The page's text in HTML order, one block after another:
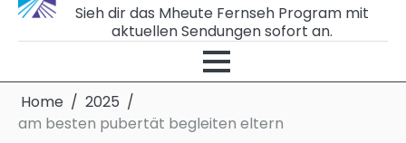
Sieh dir das Mheute Fernseh Program mit
aktuellen Sendungen sofort an.
Home
2025
am besten pubertät begleiten eltern